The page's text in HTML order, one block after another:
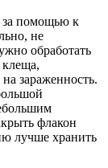
за помощью к
не
обработать
зараженность.
флакон
лучше хранить